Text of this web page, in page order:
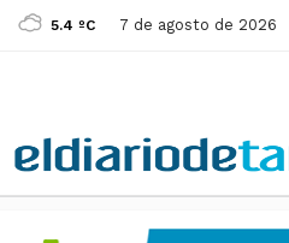
5.4 ºC 7 de agosto de 2026
Cultura